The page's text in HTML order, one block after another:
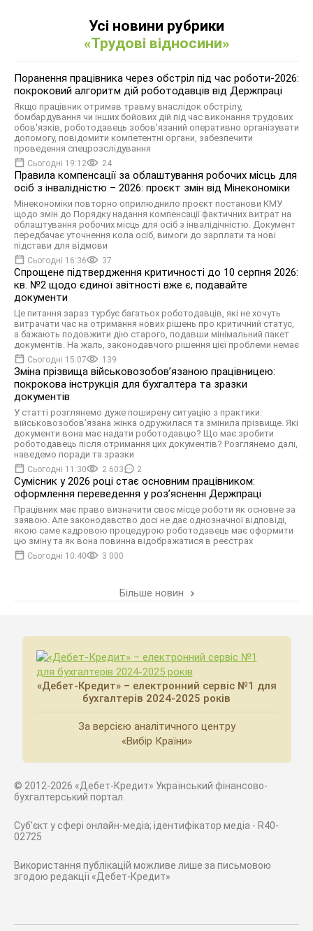
Усі новини рубрики
«Трудові відносини»
Поранення працівника через обстріл під час роботи-2026:
покроковий алгоритм дій роботодавців від Держпраці
Якщо працівник отримав травму внаслідок обстрілу,
бомбардування чи інших бойових дій під час виконання трудових
обов'язків, роботодавець зобов'язаний оперативно організувати
допомогу, повідомити компетентні органи, забезпечити
проведення спецрозслідування
Сьогодні 19:12 24
Правила компенсації за облаштування робочих місць для
осіб з інвалідністю – 2026: проєкт змін від Мінекономіки
Мінекономіки повторно оприлюднило проєкт постанови КМУ
щодо змін до Порядку надання компенсації фактичних витрат на
облаштування робочих місць для осіб з інвалідічністю. Документ
передбачає уточнення кола осіб, вимоги до зарплати та нові
підстави для відмови
Сьогодні 16:36 37
Спрощене підтвердження критичності до 10 серпня 2026:
кв. №2 щодо єдиної звітності вже є, подавайте
документи
Це питання зараз турбує багатьох роботодавців, які не хочуть
витрачати час на отримання нових рішень про критичний статус,
а бажають подовжити дію старого, подавши мінімальний пакет
документів. На жаль, законодавчого рішення цієї проблеми немає
Сьогодні 15:07 139
Зміна прізвища військовозобов’язаною працівницею:
покрокова інструкція для бухгалтера та зразки
документів
У статті розглянемо дуже поширену ситуацію з практики:
військовозобов’язана жінка одружилася та змінила прізвище. Які
документи вона має надати роботодавцю? Що має зробити
роботодавець після отримання цих документів? Розглянемо далі,
наведемо поради та зразки
Сьогодні 11:30 2 603 2
Сумісник у 2026 році стає основним працівником:
оформлення переведення у розʼясненні Держпраці
Працівник має право визначити своє місце роботи як основне за
заявою. Але законодавство досі не дає однозначної відповіді,
якою саме кадровою процедурою роботодавець має оформити
цю зміну та як вона повинна відображатися в реєстрах
Сьогодні 10:40 3 000
Більше новин
«Дебет-Кредит» – електронний сервіс №1 для
бухгалтерів 2024-2025 років
За версією аналітичного центру
«Вибір Країни»
© 2012-2026 «Дебет-Кредит» Український фінансово-
бухгалтерський портал.
Суб'єкт у сфері онлайн-медіа; ідентифікатор медіа - R40-
02725
Використання публікацій можливе лише за письмовою
згодою редакції «Дебет-Кредит»